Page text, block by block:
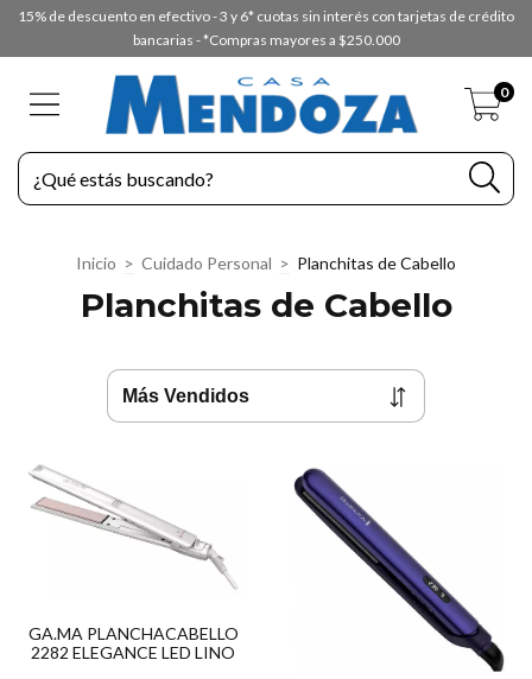
15% de descuento en efectivo - 3 y 6* cuotas sin interés con tarjetas de crédito
bancarias - *Compras mayores a $250.000
0
Inicio > Cuidado Personal > Planchitas de Cabello
Planchitas de Cabello
GA.MA PLANCHACABELLO
2282 ELEGANCE LED LINO